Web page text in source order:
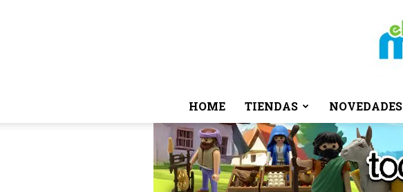
HOME TIENDAS NOVEDADES